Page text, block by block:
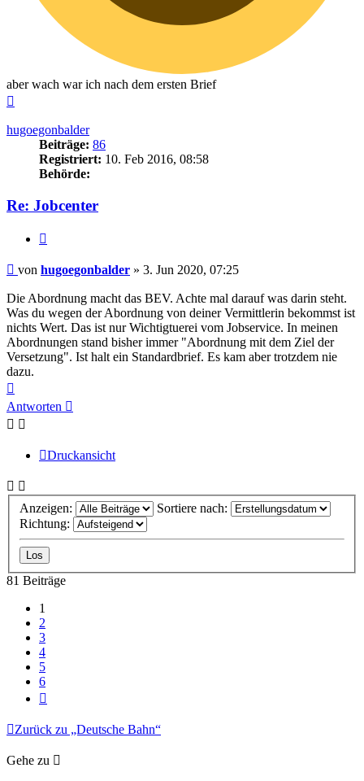
aber wach war ich nach dem ersten Brief
hugoegonbalder
Beiträge: 86
Registriert: 10. Feb 2016, 08:58
Behörde:
Re: Jobcenter
Beitrag
von hugoegonbalder » 3. Jun 2020, 07:25
Die Abordnung macht das BEV. Achte mal darauf was darin steht.
Was du wegen der Abordnung von deiner Vermittlerin bekommst ist
nichts Wert. Das ist nur Wichtigtuerei vom Jobservice. In meinen
Abordnungen stand bisher immer "Abordnung mit dem Ziel der
Versetzung". Ist halt ein Standardbrief. Es kam aber trotzdem nie
dazu.
oben
Antworten
Druckansicht
Anzeigen:
Sortiere nach:
Richtung:
81 Beiträge
1
2
3
4
5
6
Zurück zu „Deutsche Bahn“
Gehe zu